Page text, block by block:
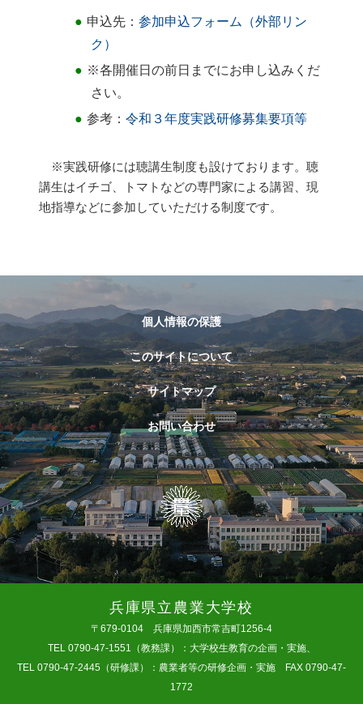
申込先： 参加申込フォーム（外部リン
ク）
※各開催日の前日までにお申し込みくだ
さい。
参考： 令和３年度実践研修募集要項等
※実践研修には聴講生制度も設けております。聴
講生はイチゴ、トマトなどの専門家による講習、現
地指導などに参加していただける制度です。
個人情報の保護
このサイトについて
サイトマップ
お問い合わせ
兵庫県立農業大学校
〒679-0104 兵庫県加西市常吉町1256-4
TEL 0790-47-1551（教務課）：大学校生教育の企画・実施、
TEL 0790-47-2445（研修課）：農業者等の研修企画・実施 FAX 0790-47-
1772